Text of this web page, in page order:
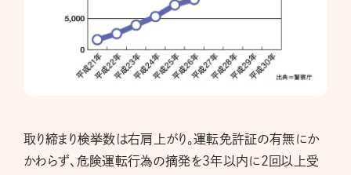
取り締まり検挙数は右肩上がり。運転免許証の有無にか
かわらず、危険運転行為の摘発を３年以内に２回以上受